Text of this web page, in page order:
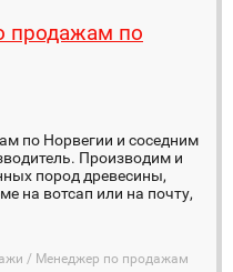
продажам по
по Норвегии и соседним
Производим и
пород древесины,
на вотсап или на почту,
/ Менеджер по продажам